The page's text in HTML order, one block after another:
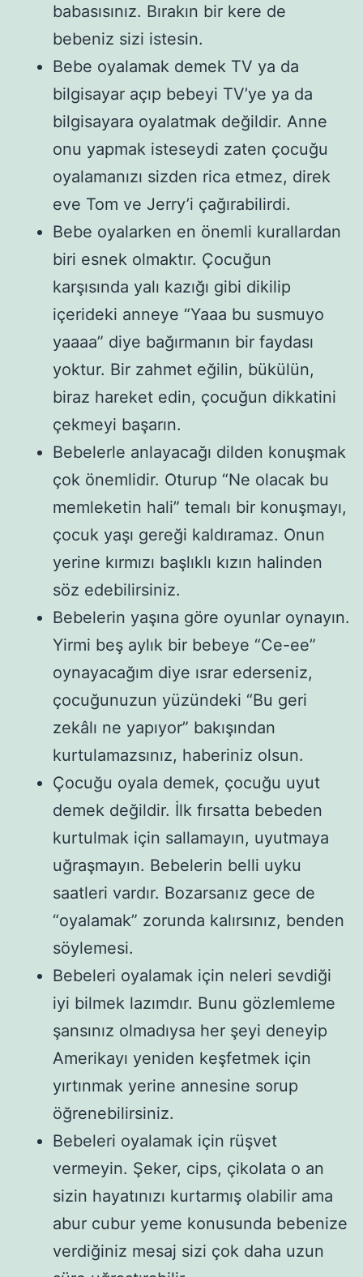
babasısınız. Bırakın bir kere de
bebeniz sizi istesin.
Bebe oyalamak demek TV ya da
bilgisayar açıp bebeyi TV’ye ya da
bilgisayara oyalatmak değildir. Anne
onu yapmak isteseydi zaten çocuğu
oyalamanızı sizden rica etmez, direk
eve Tom ve Jerry’i çağırabilirdi.
Bebe oyalarken en önemli kurallardan
biri esnek olmaktır. Çocuğun
karşısında yalı kazığı gibi dikilip
içerideki anneye “Yaaa bu susmuyo
yaaaa” diye bağırmanın bir faydası
yoktur. Bir zahmet eğilin, bükülün,
biraz hareket edin, çocuğun dikkatini
çekmeyi başarın.
Bebelerle anlayacağı dilden konuşmak
çok önemlidir. Oturup “Ne olacak bu
memleketin hali” temalı bir konuşmayı,
çocuk yaşı gereği kaldıramaz. Onun
yerine kırmızı başlıklı kızın halinden
söz edebilirsiniz.
Bebelerin yaşına göre oyunlar oynayın.
Yirmi beş aylık bir bebeye “Ce-ee”
oynayacağım diye ısrar ederseniz,
çocuğunuzun yüzündeki “Bu geri
zekâlı ne yapıyor” bakışından
kurtulamazsınız, haberiniz olsun.
Çocuğu oyala demek, çocuğu uyut
demek değildir. İlk fırsatta bebeden
kurtulmak için sallamayın, uyutmaya
uğraşmayın. Bebelerin belli uyku
saatleri vardır. Bozarsanız gece de
“oyalamak” zorunda kalırsınız, benden
söylemesi.
Bebeleri oyalamak için neleri sevdiği
iyi bilmek lazımdır. Bunu gözlemleme
şansınız olmadıysa her şeyi deneyip
Amerikayı yeniden keşfetmek için
yırtınmak yerine annesine sorup
öğrenebilirsiniz.
Bebeleri oyalamak için rüşvet
vermeyin. Şeker, cips, çikolata o an
sizin hayatınızı kurtarmış olabilir ama
abur cubur yeme konusunda bebenize
verdiğiniz mesaj sizi çok daha uzun